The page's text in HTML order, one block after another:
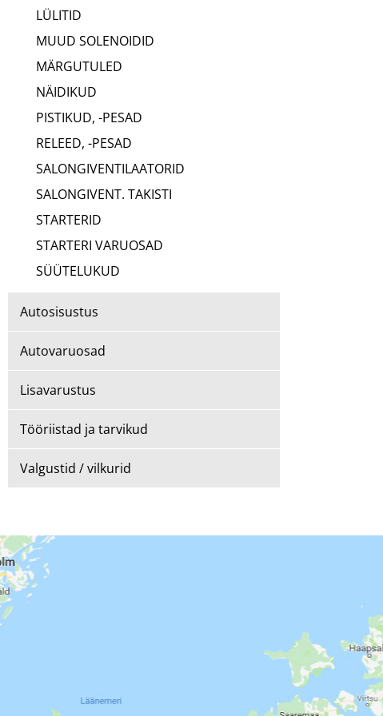
LÜLITID
MUUD SOLENOIDID
MÄRGUTULED
NÄIDIKUD
PISTIKUD, -PESAD
RELEED, -PESAD
SALONGIVENTILAATORID
SALONGIVENT. TAKISTI
STARTERID
STARTERI VARUOSAD
SÜÜTELUKUD
Autosisustus
Autovaruosad
Lisavarustus
Tööriistad ja tarvikud
Valgustid / vilkurid